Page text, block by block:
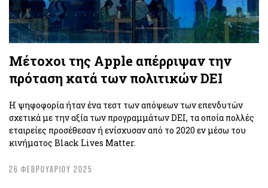
Μέτοχοι της Apple απέρριψαν την
πρόταση κατά των πολιτικών DEI
Η ψηφοφορία ήταν ένα τεστ των απόψεων των επενδυτών
σχετικά με την αξία των προγραμμάτων DEI, τα οποία πολλές
εταιρείες προσέθεσαν ή ενίσχυσαν από το 2020 εν μέσω του
κινήματος Black Lives Matter.
26 ΦΕΒΡΟΥΑΡΙΟΥ 2025